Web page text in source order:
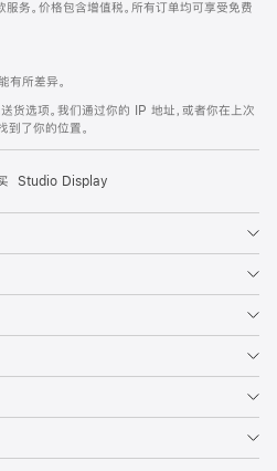
务。价格包含增值税。所有订单均可享受免费
有所差异。
货选项。我们通过你的 IP 地址，或者你在上次
了你的位置。
Studio Display